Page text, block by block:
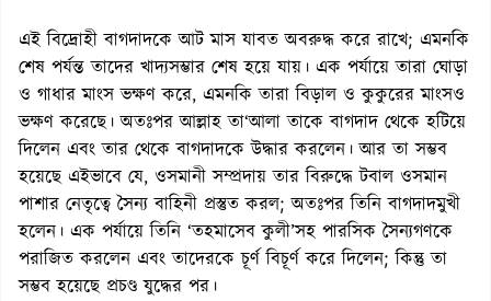
এই বিদ্রোহী বাগদাদকে আট মাস যাবত অবরুদ্ধ করে রাখে; এমনকি
শেষ পর্যন্ত তাদের খাদ্যসম্ভার শেষ হয়ে যায়। এক পর্যায়ে তারা ঘোড়া
ও গাধার মাংস ভক্ষণ করে, এমনকি তারা বিড়াল ও কুকুরের মাংসও
ভক্ষণ করেছে। অতঃপর আল্লাহ তা‘আলা তাকে বাগদাদ থেকে হটিয়ে
দিলেন এবং তার থেকে বাগদাদকে উদ্ধার করলেন। আর তা সম্ভব
হয়েছে এইভাবে যে, ওসমানী সম্প্রদায় তার বিরুদ্ধে টবাল ওসমান
পাশার নেতৃত্বে সৈন্য বাহিনী প্রস্তুত করল; অতঃপর তিনি বাগদাদমুখী
হলেন। এক পর্যায়ে তিনি ‘তহমাসেব কুলী’সহ পারসিক সৈন্যগণকে
পরাজিত করলেন এবং তাদেরকে চূর্ণ বিচূর্ণ করে দিলেন; কিন্তু তা
সম্ভব হয়েছে প্রচণ্ড যুদ্ধের পর।